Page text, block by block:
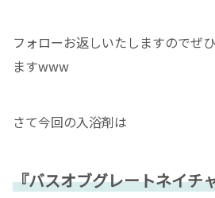
フォローお返しいたしますのでぜ
ますwww
さて今回の入浴剤は
『バスオブグレートネイチ